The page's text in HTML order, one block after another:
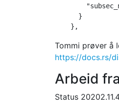
      }
Tommi prøver å
https://docs.rs/
Arbeid
Status